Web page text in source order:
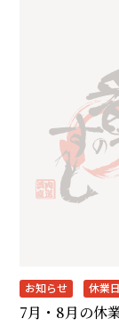
お知らせ 休業
7月・8月の休